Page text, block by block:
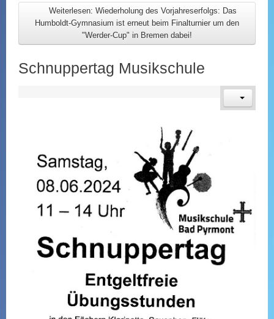
Weiterlesen: Wiederholung des Vorjahreserfolgs: Das
Humboldt-Gymnasium ist erneut beim Finalturnier um den
"Werder-Cup" in Bremen dabei!
Schnuppertag Musikschule